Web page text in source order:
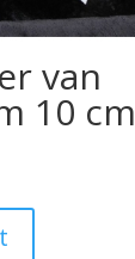
van
10 cm